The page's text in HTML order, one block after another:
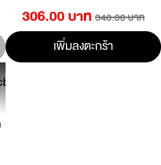
306.00 บาท 340.00 บาท
เพิ่มลงตะกร้า